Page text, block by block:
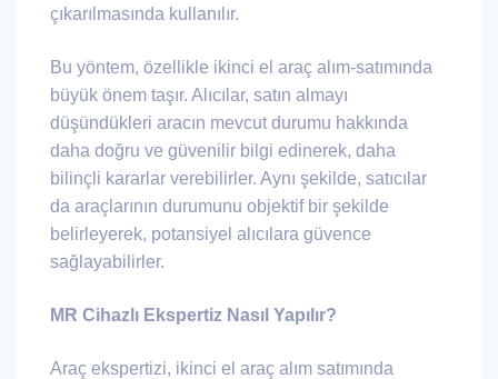
çıkarılmasında kullanılır.
Bu yöntem, özellikle ikinci el araç alım-satımında
büyük önem taşır. Alıcılar, satın almayı
düşündükleri aracın mevcut durumu hakkında
daha doğru ve güvenilir bilgi edinerek, daha
bilinçli kararlar verebilirler. Aynı şekilde, satıcılar
da araçlarının durumunu objektif bir şekilde
belirleyerek, potansiyel alıcılara güvence
sağlayabilirler.
MR Cihazlı Ekspertiz Nasıl Yapılır?
Araç ekspertizi, ikinci el araç alım satımında